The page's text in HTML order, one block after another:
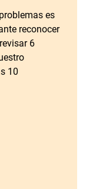
es
reconocer
6
10